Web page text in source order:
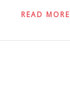
READ MORE